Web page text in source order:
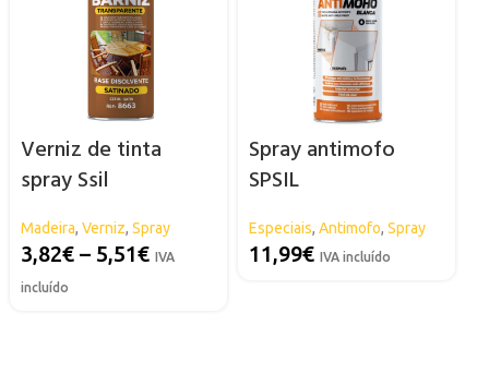
Verniz de tinta
spray Ssil
Madeira, Verniz, Spray
3,82€ – 5,51€ IVA
incluído
Spray antimofo
SPSIL
Especiais, Antimofo, Spray
11,99€ IVA incluído